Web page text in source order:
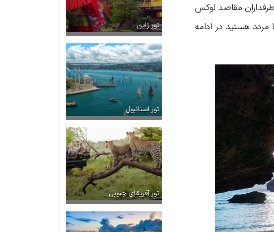
مقاصد لوکس
مردد هستید در ادامه
تور ژاپن
تور استانبول
تور آفریقای جنوبی